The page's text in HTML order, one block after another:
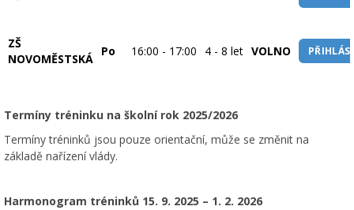
ZŠ
NOVOMĚSTSKÁ
Po 16:00 - 17:00 4 - 8 let VOLNO
Termíny tréninku na školní rok 2025/2026
Termíny tréninků jsou pouze orientační, může se změnit na
základě nařízení vlády.
Harmonogram tréninků 15. 9. 2025 – 1. 2. 2026